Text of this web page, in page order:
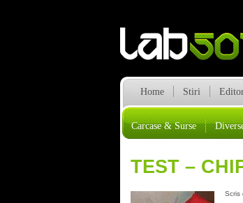
Home Stiri
Carcase & Surse
TEST –
Scris